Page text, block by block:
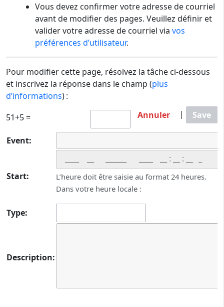
Vous devez confirmer votre adresse de courriel
avant de modifier des pages. Veuillez définir et
valider votre adresse de courriel via vos
préférences d’utilisateur.
Pour modifier cette page, résolvez la tâche ci-dessous
et inscrivez la réponse dans le champ (plus
d’informations) :
51+5 =
Annuler | Save
Event:
Start:
: :
L’heure doit être saisie au format 24 heures.
Dans votre heure locale :
Type:
Description: